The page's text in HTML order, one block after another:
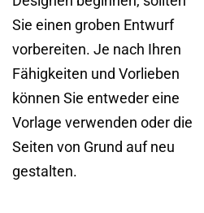
Sie einen groben Entwurf
vorbereiten. Je nach Ihren
Fähigkeiten und Vorlieben
können Sie entweder eine
Vorlage verwenden oder die
Seiten von Grund auf neu
gestalten.